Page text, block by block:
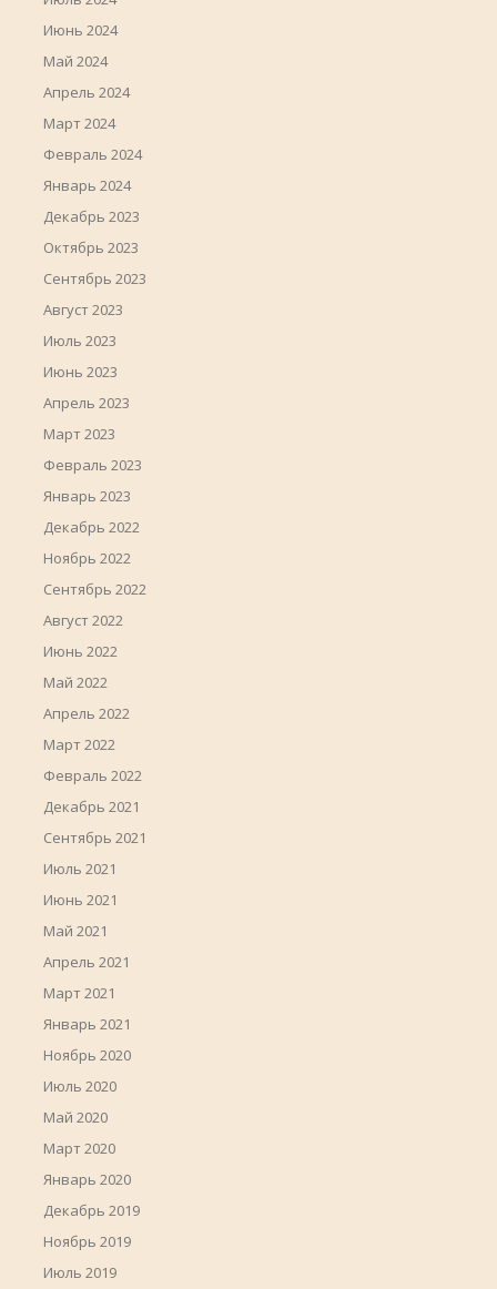
Июнь 2024
Май 2024
Апрель 2024
Март 2024
Февраль 2024
Январь 2024
Декабрь 2023
Октябрь 2023
Сентябрь 2023
Август 2023
Июль 2023
Июнь 2023
Апрель 2023
Март 2023
Февраль 2023
Январь 2023
Декабрь 2022
Ноябрь 2022
Сентябрь 2022
Август 2022
Июнь 2022
Май 2022
Апрель 2022
Март 2022
Февраль 2022
Декабрь 2021
Сентябрь 2021
Июль 2021
Июнь 2021
Май 2021
Апрель 2021
Март 2021
Январь 2021
Ноябрь 2020
Июль 2020
Май 2020
Март 2020
Январь 2020
Декабрь 2019
Ноябрь 2019
Июль 2019